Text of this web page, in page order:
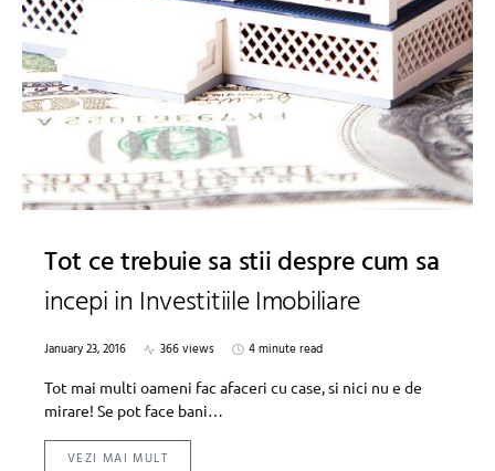
Tot ce trebuie sa stii despre cum sa
incepi in Investitiile Imobiliare
January 23, 2016 366 views
4 minute read
Tot mai multi oameni fac afaceri cu case, si nici nu e de
mirare! Se pot face bani…
VEZI MAI MULT